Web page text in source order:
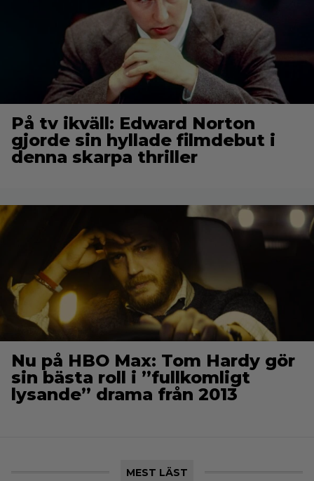
På tv ikväll: Edward Norton
gjorde sin hyllade filmdebut i
denna skarpa thriller
Nu på HBO Max: Tom Hardy gör
sin bästa roll i ”fullkomligt
lysande” drama från 2013
MEST LÄST